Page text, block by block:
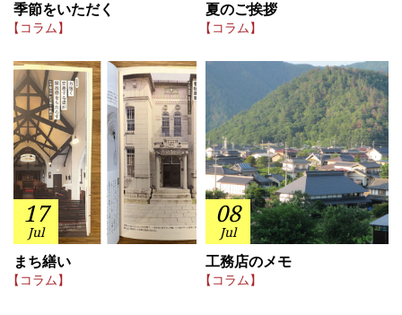
季節をいただく
【コラム】
夏のご挨拶
【コラム】
17
Jul
まち繕い
【コラム】
08
Jul
工務店のメモ
【コラム】